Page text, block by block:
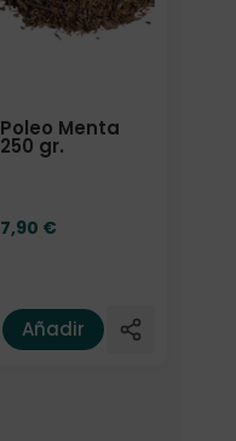
Poleo Menta
250 gr.
7,90 €
Añadir